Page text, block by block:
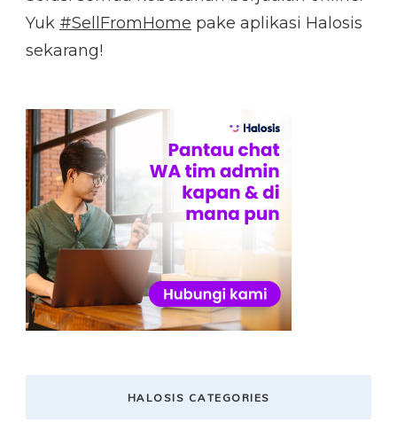
Yuk #SellFromHome pake aplikasi Halosis
sekarang!
HALOSIS CATEGORIES